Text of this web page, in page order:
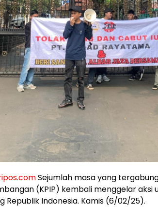
Sejumlah masa yang
(KPIP) kembali menggelar aksi
Republik Indonesia. Kamis (6/02/25).